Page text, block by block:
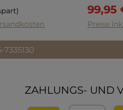
99,95
Preise
ZAHLUNGS- UND